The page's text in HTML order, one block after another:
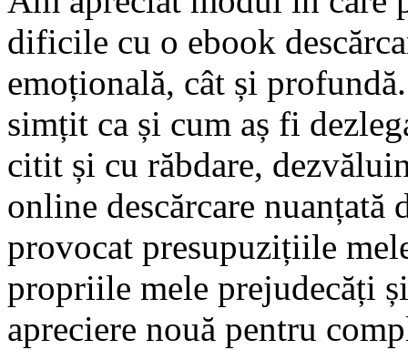
dificile cu o ebook
emoțională, cât și
simțit ca și cum aș fi
citit și cu răbdare,
online descărcare nuanțată
provocat presupuzițiile
propriile mele prejudecăți
apreciere nouă pentru